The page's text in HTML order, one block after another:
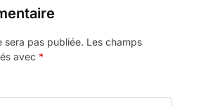
sera pas publiée. Les champs
avec *